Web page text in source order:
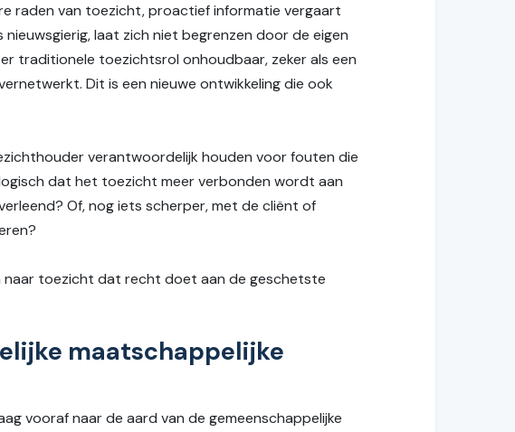
raden van toezicht, proactief informatie vergaart
laat zich niet begrenzen door de eigen
traditionele toezichtsrol onhoudbaar, zeker als een
Dit is een nieuwe ontwikkeling die ook
verantwoordelijk houden voor fouten die
dat het toezicht meer verbonden wordt aan
Of, nog iets scherper, met de cliënt of
naar toezicht dat recht doet aan de geschetste
maatschappelijke
vooraf naar de aard van de gemeenschappelijke